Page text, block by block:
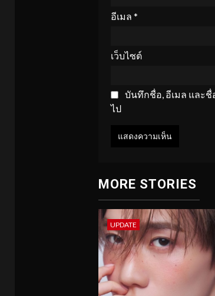
อีเมล *
เว็บไซต์
บันทึกชื่อ, อีเมล และชื่
ไป
MORE STORIES
UPDATE